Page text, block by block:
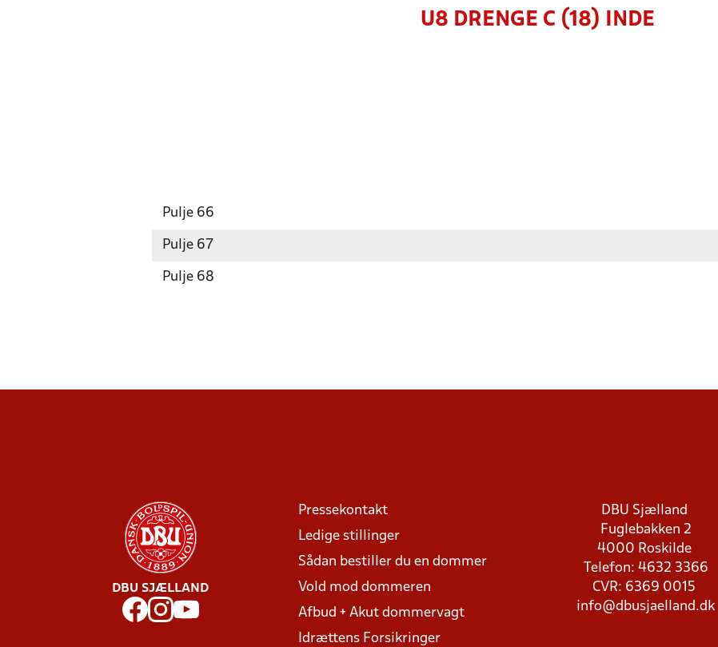
U8 DRENGE C (18) INDE
Pulje 66
Pulje 67
Pulje 68
DBU SJÆLLAND
Pressekontakt
Ledige stillinger
Sådan bestiller du en dommer
Vold mod dommeren
Afbud + Akut dommervagt
Idrættens Forsikringer
DBU Sjælland
Fuglebakken 2
4000 Roskilde
Telefon: 4632 3366
CVR: 6369 0015
info@dbusjaelland.dk